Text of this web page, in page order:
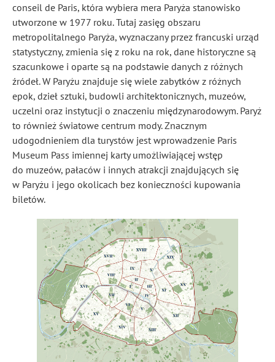
conseil de Paris, która wybiera mera Paryża stanowisko
utworzone w 1977 roku. Tutaj zasięg obszaru
metropolitalnego Paryża, wyznaczany przez francuski urząd
statystyczny, zmienia się z roku na rok, dane historyczne są
szacunkowe i oparte są na podstawie danych z różnych
źródeł. W Paryżu znajduje się wiele zabytków z różnych
epok, dzieł sztuki, budowli architektonicznych, muzeów,
uczelni oraz instytucji o znaczeniu międzynarodowym. Paryż
to również światowe centrum mody. Znacznym
udogodnieniem dla turystów jest wprowadzenie Paris
Museum Pass imiennej karty umożliwiającej wstęp
do muzeów, pałaców i innych atrakcji znajdujących się
w Paryżu i jego okolicach bez konieczności kupowania
biletów.